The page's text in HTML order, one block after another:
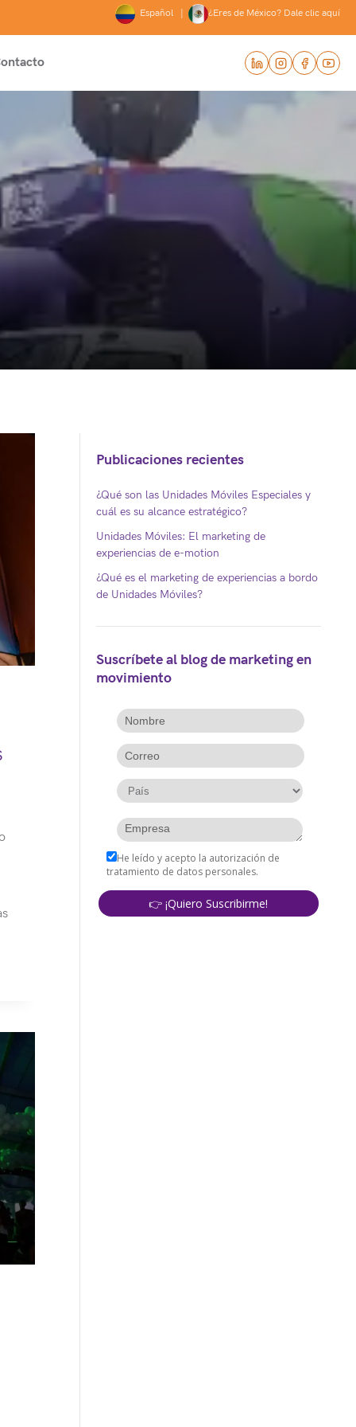
Español | ¿Eres de México? Dale clic aquí
Publicaciones recientes
¿Qué son las Unidades Móviles Especiales y
cuál es su alcance estratégico?
Unidades Móviles: El marketing de
experiencias de e-motion
¿Qué es el marketing de experiencias a bordo
de Unidades Móviles?
Suscríbete al blog de marketing en
movimiento